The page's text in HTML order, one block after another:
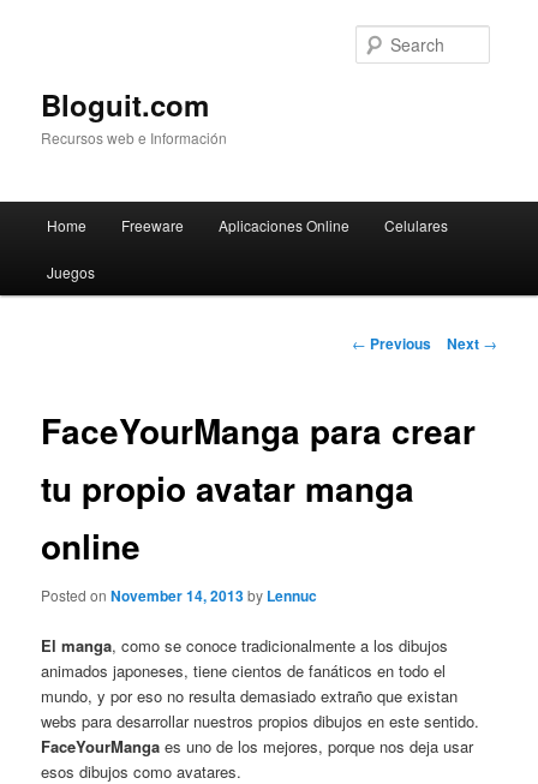
Bloguit.com
Recursos web e Información
Skip
to
Home Freeware Aplicaciones Online Celulares
Juegos
Post
← Previous Next →
FaceYourManga para crear
tu propio avatar manga
online
Posted onNovember 14, 2013by Lennuc
El manga, como se conoce tradicionalmente a los dibujos
animados japoneses, tiene cientos de fanáticos en todo el
mundo, y por eso no resulta demasiado extraño que existan
webs para desarrollar nuestros propios dibujos en este sentido.
FaceYourManga es uno de los mejores, porque nos deja usar
esos dibujos como avatares.